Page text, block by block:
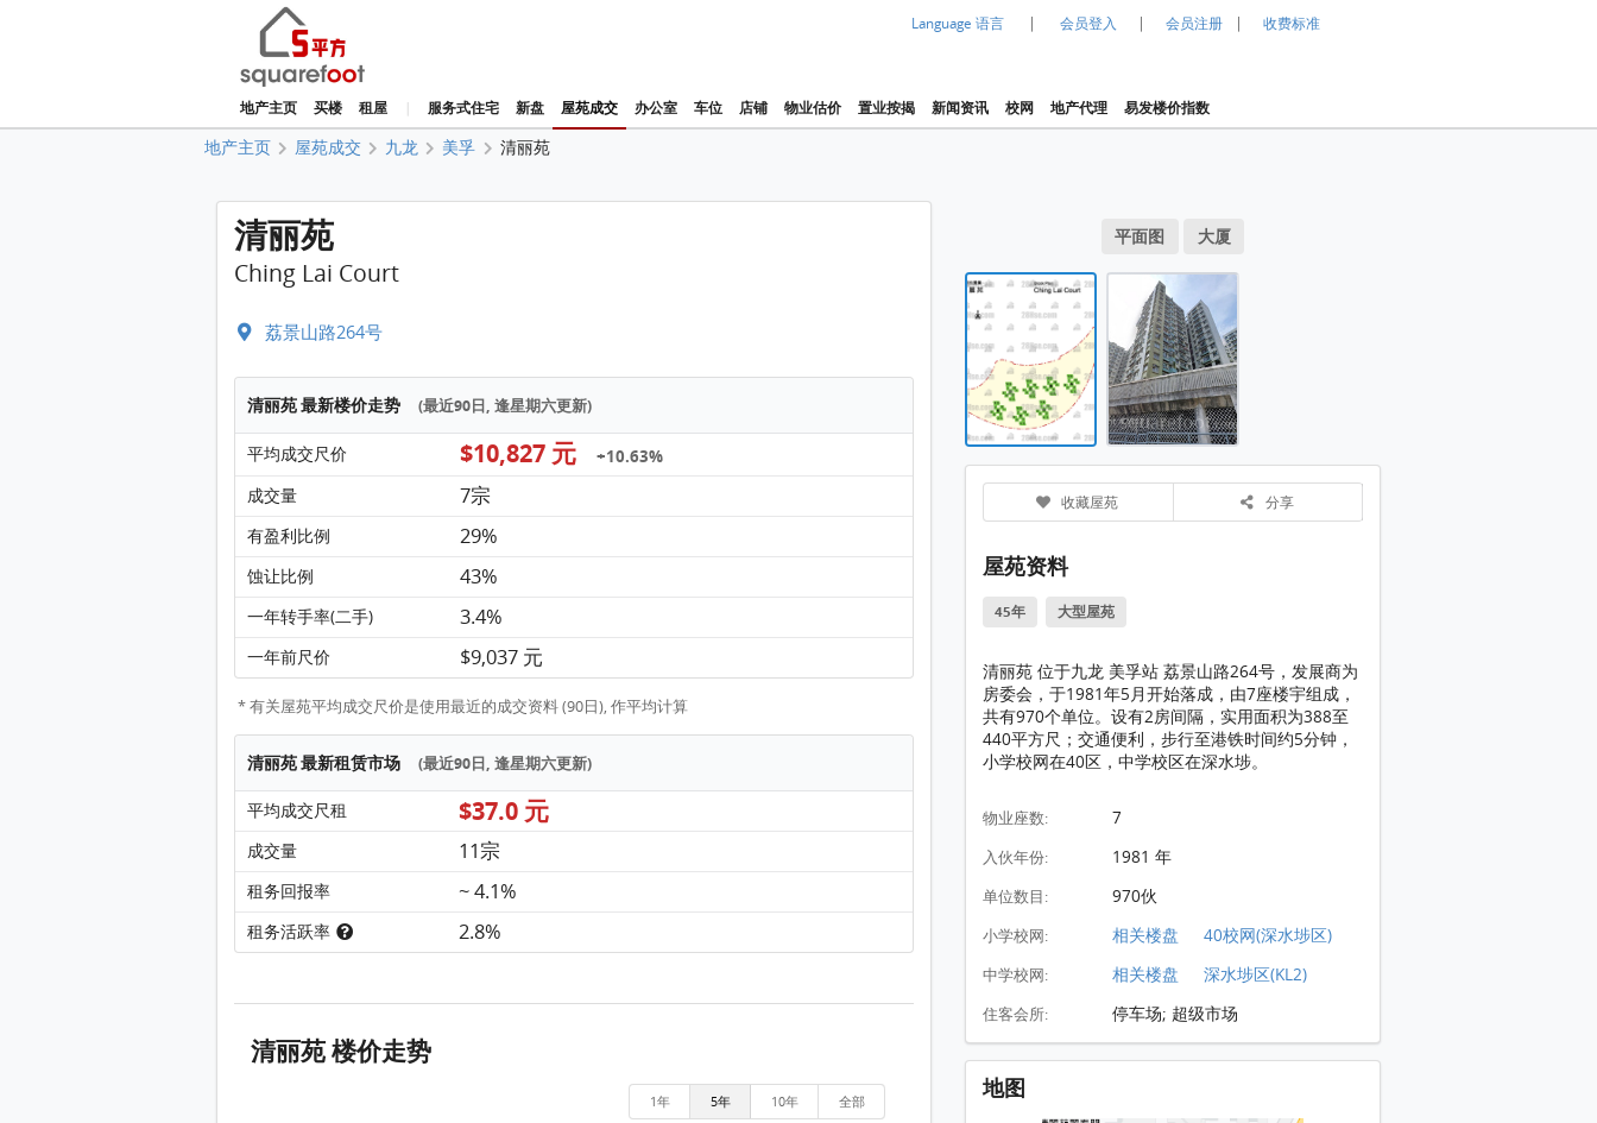
Language 语言 | 会员登入 | 会员注册 | 收费标准
地产主页 买楼 租屋 | 服务式住宅 新盘 屋苑成交 办公室 车位 店铺 物业估价 置业按揭 新闻资讯 校网 地产代理 易发楼价指数
地产主页 屋苑成交 九龙 美孚 清丽苑
清丽苑
Ching Lai Court
荔景山路264号
清丽苑 最新楼价走势 (最近90日, 逢星期六更新)
平均成交尺价 $10,827 元 +10.63%
成交量 7宗
有盈利比例 29%
蚀让比例 43%
一年转手率(二手) 3.4%
一年前尺价 $9,037 元
* 有关屋苑平均成交尺价是使用最近的成交资料 (90日), 作平均计算
清丽苑 最新租赁市场 (最近90日, 逢星期六更新)
平均成交尺租 $37.0 元
成交量 11宗
租务回报率 ~ 4.1%
租务活跃率 2.8%
清丽苑 楼价走势
1年 5年 10年 全部
物业布局图 平面图
清丽苑 大厦
物业布局图 平面图
平面图 大厦
收藏屋苑 分享
屋苑资料
45年 大型屋苑
清丽苑 位于九龙 美孚站 荔景山路264号，发展商为
房委会，于1981年5月开始落成，由7座楼宇组成，
共有970个单位。设有2房间隔，实用面积为388至
440平方尺；交通便利，步行至港铁时间约5分钟，
小学校网在40区，中学校区在深水埗。
物业座数: 7
入伙年份: 1981 年
单位数目: 970伙
小学校网: 相关楼盘 40校网(深水埗区)
中学校网: 相关楼盘 深水埗区(KL2)
住客会所: 停车场; 超级市场
地图